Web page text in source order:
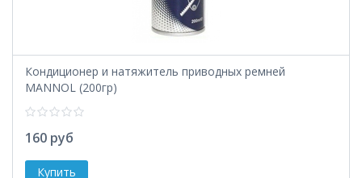
Кондиционер и натяжитель приводных ремней
MANNOL (200гр)
160 руб